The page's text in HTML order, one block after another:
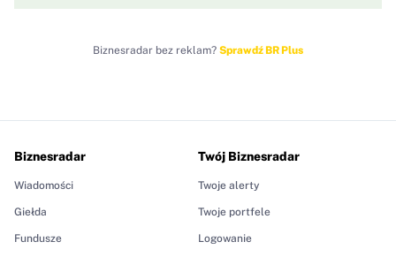
Biznesradar bez reklam? Sprawdź BR Plus
Biznesradar
Wiadomości
Giełda
Fundusze
Twój Biznesradar
Twoje alerty
Twoje portfele
Logowanie